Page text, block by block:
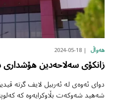
هەواڵ 2024-05-18
زانکۆی سەلاحەدین
دوای ئەوەی لە ئەربیل لایف گرتە
شەهید شەوکەت بڵاوکرایەوە کە